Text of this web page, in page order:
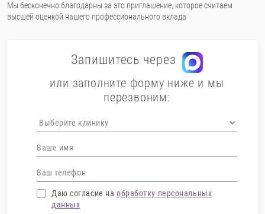
Мы бесконечно благодарны за это приглашение, которое считаем
высшей оценкой нашего профессионального вклада
Запишитесь через
или заполните форму ниже и мы
перезвоним:
Даю согласие на обработку персональных
данных